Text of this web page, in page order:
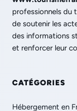
professionnels du
de soutenir les
des informations
et renforcer leur
CATÉGORIES
Hébergement en